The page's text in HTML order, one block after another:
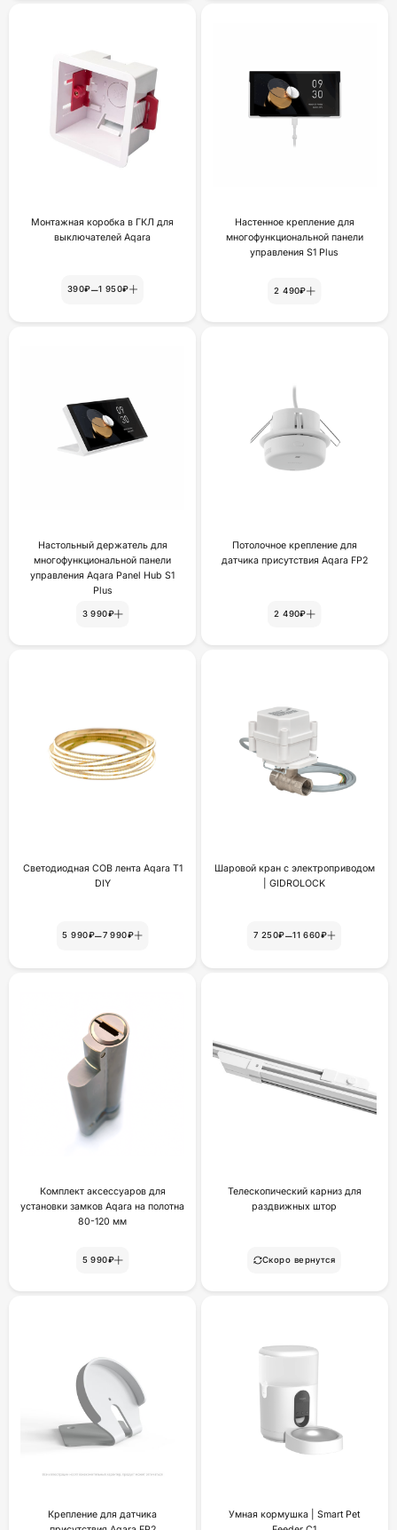
Монтажная коробка в ГКЛ для
выключателей Aqara
390₽–1 950₽
Настенное крепление для
многофункциональной панели
yпpaвлeния S1 Plus
2 490₽
Настольный держатель для
многофункциональной панели
управления Aqara Panel Hub S1
Plus
3 990₽
Потолочное крепление для
датчика присутствия Aqara FP2
2 490₽
Светодиодная COB лента Aqara T1
DIY
5 990₽–7 990₽
Шаровой кран с электроприводом
| GIDROLOCK
7 250₽–11 660₽
Комплект аксессуаров для
установки замков Aqara на полотна
80-120 мм
5 990₽
Телескопический карниз для
раздвижных штор
Скоро вернутся
Крепление для датчика
Умная кормушка | Smart Pet